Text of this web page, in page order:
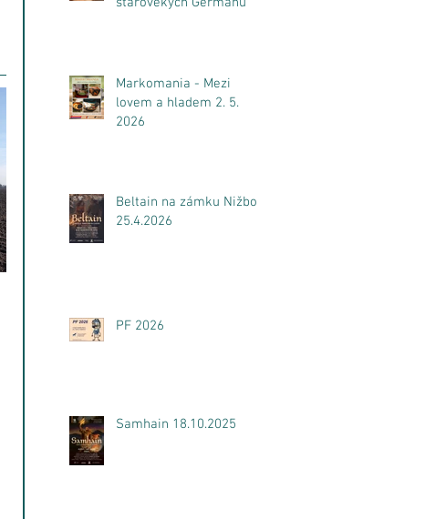
Markomania - Mezi
lovem a hladem 2. 5.
2026
Beltain na zámku Nižbor
25.4.2026
PF 2026
Samhain 18.10.2025